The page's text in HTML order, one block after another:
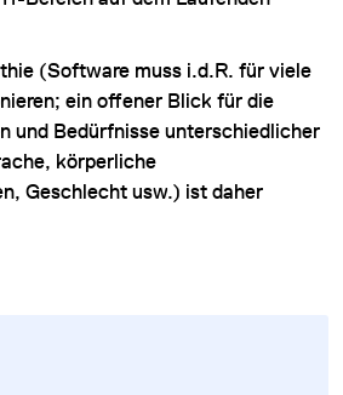
(Software muss i.d.R. für viele
ein offener Blick für die
und Bedürfnisse unterschiedlicher
körperliche
Geschlecht usw.) ist daher